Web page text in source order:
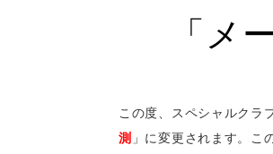
「メ
この度、スペシャルクラ
測 」に変更されます。こ